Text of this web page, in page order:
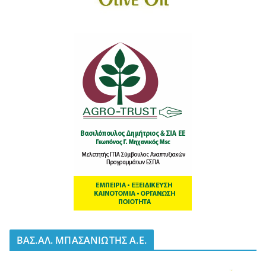
BΑΣ.ΑΛ. ΜΠΑΣΑΝΙΩΤΗΣ Α.Ε.